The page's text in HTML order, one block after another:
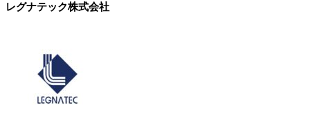
レグナテック株式会社